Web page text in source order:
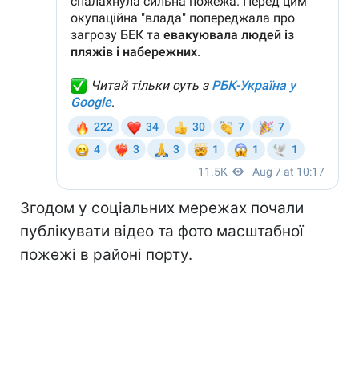
Згодом у соціальних мережах почали
публікувати відео та фото масштабної
пожежі в районі порту.